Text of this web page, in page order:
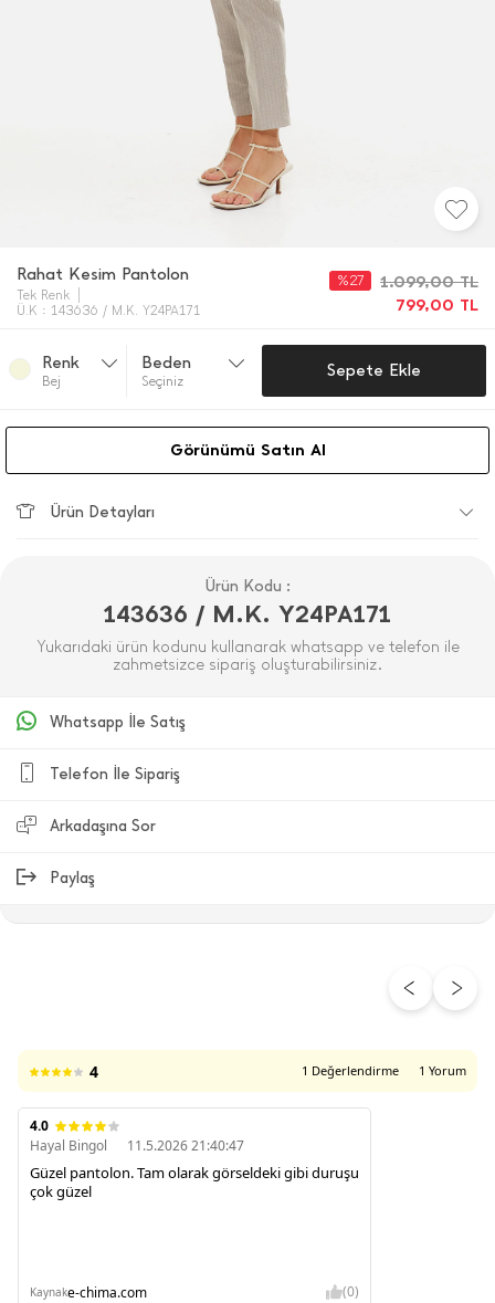
Rahat Kesim Pantolon
Tek Renk
Ü.K : 143636 / M.K. Y24PA171
1.099,00TL
799,00 TL
%27
Renk
Bej
Beden
Seçiniz
Sepete Ekle
Görünümü Satın Al
Ürün Detayları
Ürün Kodu :
143636 / M.K. Y24PA171
Yukarıdaki ürün kodunu kullanarak whatsapp ve telefon ile
zahmetsizce sipariş oluşturabilirsiniz.
Whatsapp İle Satış
Telefon İle Sipariş
Arkadaşına Sor
Paylaş
4 1 Değerlendirme 1 Yorum
4.0
Hayal Bingol
11.5.2026 21:40:47
Güzel pantolon. Tam olarak görseldeki gibi duruşu
çok güzel
Kaynake-chima.com (0)